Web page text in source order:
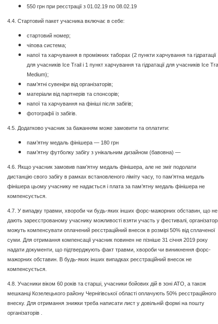
550 грн при реєстрації з 01.02.19 по 08.02.19
4.4. Стартовий пакет учасника включає в себе:
стартовий номер;
чіпова система;
напої та харчування в проміжних таборах (2 пункти харчування та гідратації
для учасників Ice Trail і 1 пункт харчування та гідратації для учасників Ice
Medium);
пам’ятні сувеніри від організаторів;
матеріали від партнерів та спонсорів;
напої та харчування на фініші після забігів;
фотографії із забігів.
4.5. Додатково учасник за бажанням може замовити та оплатити:
пам’ятну медаль фінішера — 180 грн
пам’ятну футболку забігу з унікальним дизайном (бавовна) —
4.6. Якщо учасник замовив пам’ятну медаль фінішера, але не зміг подолати
дистанцію свого забігу в рамках встановленого ліміту часу, то пам’ятна медаль
фінішера цьому учаснику не надається і плата за пам’ятну медаль фінішера не
компенсується.
4.7. У випадку травми, хвороби чи будь-яких інших форс-мажорних обставин, що не
дають зареєстрованому учаснику можливості взяти участь у фестивалі,
можуть компенсувати оплачений реєстраційний внесок в розмірі 50% від сплаченої
суми. Для отримання компенсації учасник повинен не пізніше 31 січня 2019 року
надати документи, що підтверджують факт травми, хвороби чи виникнення форс-
мажорних обставин. В будь-яких інших випадках реєстраційний внесок не
компенсується.
4.8. Учасники віком 60 років та старші, учасники бойових дій в зоні АТО, а також
мешканці Козелецького району Чернігівської області оплачують 50% реєстраційного
внеску. Для отримання знижки треба написати лист у довільній формі на пошту
організаторів .